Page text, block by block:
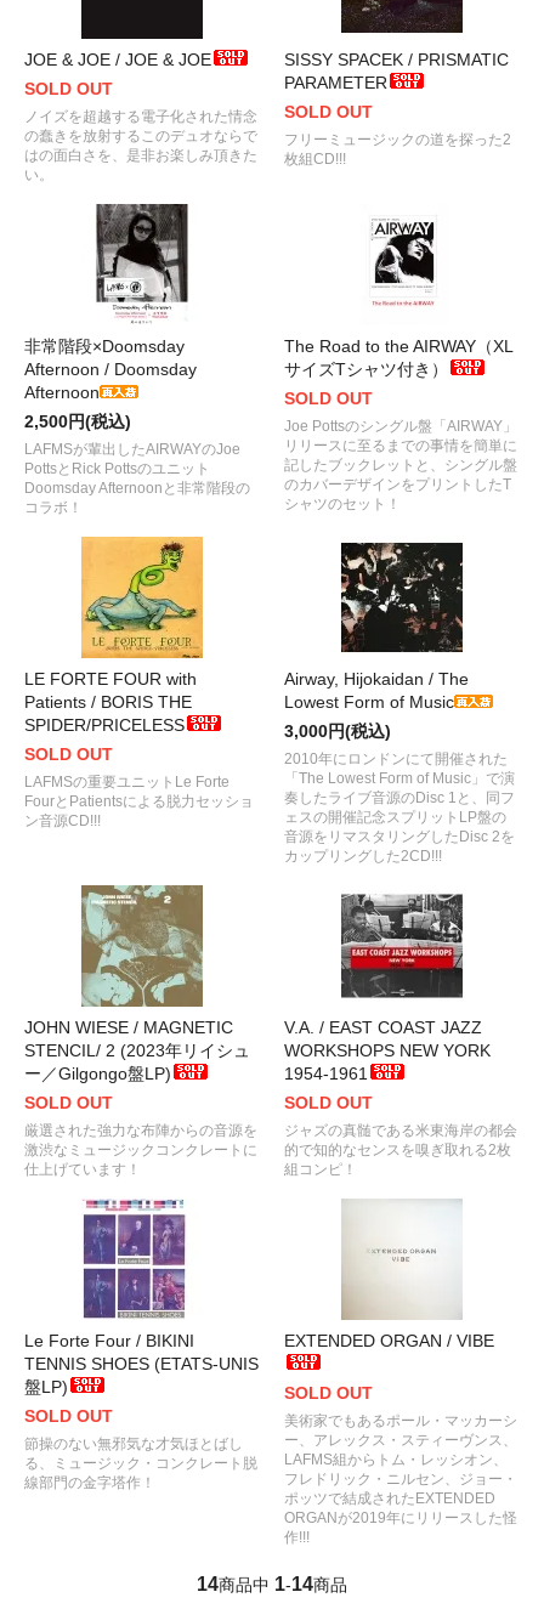
JOE & JOE / JOE & JOE
SOLD OUT
ノイズを超越する電子化された情念
の蠢きを放射するこのデュオならで
はの面白さを、是非お楽しみ頂きた
い。
SISSY SPACEK / PRISMATIC
PARAMETER
SOLD OUT
フリーミュージックの道を探った2
枚組CD!!!
非常階段×Doomsday
Afternoon / Doomsday
Afternoon
2,500円(税込)
LAFMSが輩出したAIRWAYのJoe
PottsとRick Pottsのユニット
Doomsday Afternoonと非常階段の
コラボ！
The Road to the AIRWAY（XL
サイズTシャツ付き）
SOLD OUT
Joe Pottsのシングル盤「AIRWAY」
リリースに至るまでの事情を簡単に
記したブックレットと、シングル盤
のカバーデザインをプリントしたT
シャツのセット！
LE FORTE FOUR with
Patients / BORIS THE
SPIDER/PRICELESS
SOLD OUT
LAFMSの重要ユニットLe Forte
FourとPatientsによる脱力セッショ
ン音源CD!!!
Airway, Hijokaidan / The
Lowest Form of Music
3,000円(税込)
2010年にロンドンにて開催された
「The Lowest Form of Music」で演
奏したライブ音源のDisc 1と、同フ
ェスの開催記念スプリットLP盤の
音源をリマスタリングしたDisc 2を
カップリングした2CD!!!
JOHN WIESE / MAGNETIC
STENCIL/ 2 (2023年リイシュ
ー／Gilgongo盤LP)
SOLD OUT
厳選された強力な布陣からの音源を
激渋なミュージックコンクレートに
仕上げています！
V.A. / EAST COAST JAZZ
WORKSHOPS NEW YORK
1954-1961
SOLD OUT
ジャズの真髄である米東海岸の都会
的で知的なセンスを嗅ぎ取れる2枚
組コンピ！
Le Forte Four / BIKINI
TENNIS SHOES (ETATS-UNIS
盤LP)
SOLD OUT
節操のない無邪気な才気ほとばし
る、ミュージック・コンクレート脱
線部門の金字塔作！
EXTENDED ORGAN / VIBE
SOLD OUT
美術家でもあるポール・マッカーシ
ー、アレックス・スティーヴンス、
LAFMS組からトム・レッシオン、
フレドリック・ニルセン、ジョー・
ポッツで結成されたEXTENDED
ORGANが2019年にリリースした怪
作!!!
14商品中 1-14商品